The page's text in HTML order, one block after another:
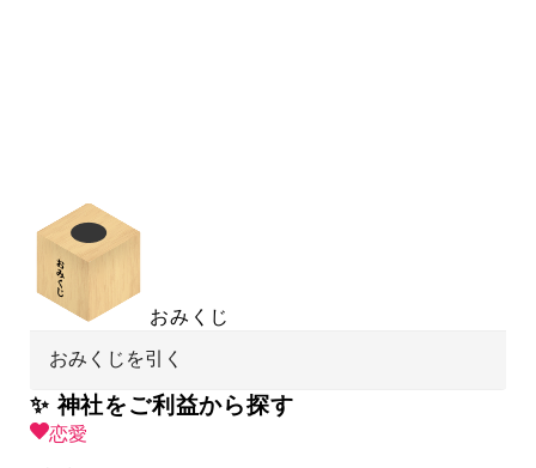
おみくじ
おみくじを引く
✨ 神社をご利益から探す
恋愛